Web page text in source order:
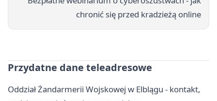
chronić się przed kradzieżą online
Przydatne dane teleadresowe
Oddział Żandarmerii Wojskowej w Elblągu - kontakt,